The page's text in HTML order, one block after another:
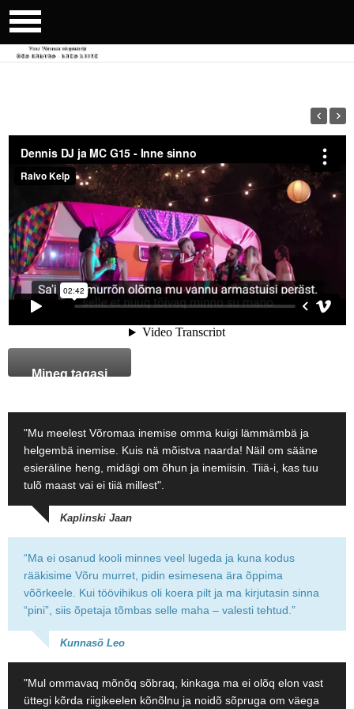
Mineq tagasi
"Mu meelest Võromaa inemise omma kuigi lämmämbä ja
helgembä inemise. Kuis nä mõistva naarda! Näil om sääne
esieräline heng, midägi om õhun ja inemiisin. Tiiä-i, kas tuu
tulõ maast vai ei tiiä millest".
Kaplinski Jaan
“Ma ei osanud kooli minnes veel lugeda ja kuna kodus
rääkisime Võru murret, pidin esimesena ära õppima
võõrkeele. Kui töövihikus oli koera pilt ja ma kirjutasin sinna
“pini”, siis õpetaja tõmbas selle maha – valesti tehtud.”
Kunnasõ Leo
"Mul ommavaq mõnõq sõbraq, kinkaga ma ei olõq elon vast
üttegi kõrda riigikeelen kõnõlnu ja noidõ sõpruga om väega